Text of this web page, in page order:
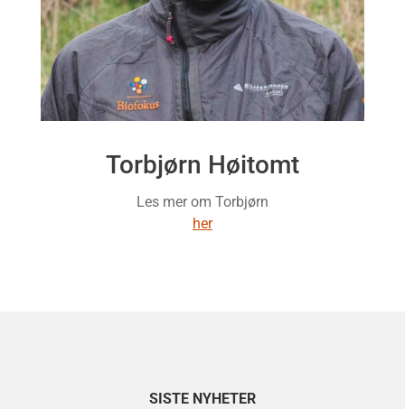
Torbjørn Høitomt
Les mer om Torbjørn
her
SISTE NYHETER